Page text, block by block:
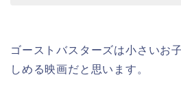
ゴーストバスターズは小さいお
しめる映画だと思います。